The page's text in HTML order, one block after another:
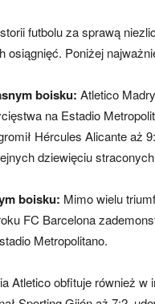
futbolu za sprawą
Poniżej
boisku: Atletico
na Estadio
Hércules Alicante aż
dziewięciu
boisku: Mimo wielu
FC Barcelona
Metropolitano.
Atletico obfituje również